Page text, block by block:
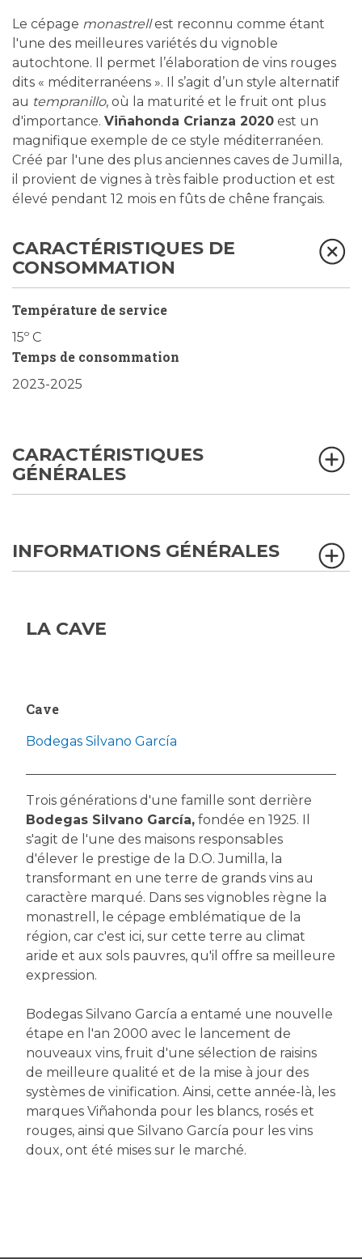
Le cépage monastrellest reconnu comme étant
l'une des meilleures variétés du vignoble
autochtone. Il permet l’élaboration de vins rouges
dits « méditerranéens ». Il s’agit d’un style alternatif
au tempranillo, où la maturité et le fruit ont plus
d'importance. Viñahonda Crianza 2020 est un
magnifique exemple de ce style méditerranéen.
Créé par l'une des plus anciennes caves de Jumilla,
il provient de vignes à très faible production et est
élevé pendant 12 mois en fûts de chêne français.
CARACTÉRISTIQUES DE
CONSOMMATION
Température de service
15º C
Temps de consommation
2023-2025
CARACTÉRISTIQUES
GÉNÉRALES
INFORMATIONS GÉNÉRALES
LA CAVE
Cave
Bodegas Silvano García
Trois générations d'une famille sont derrière
Bodegas Silvano García, fondée en 1925. Il
s'agit de l'une des maisons responsables
d'élever le prestige de la D.O. Jumilla, la
transformant en une terre de grands vins au
caractère marqué. Dans ses vignobles règne la
monastrell, le cépage emblématique de la
région, car c'est ici, sur cette terre au climat
aride et aux sols pauvres, qu'il offre sa meilleure
expression.
Bodegas Silvano García a entamé une nouvelle
étape en l'an 2000 avec le lancement de
nouveaux vins, fruit d'une sélection de raisins
de meilleure qualité et de la mise à jour des
systèmes de vinification. Ainsi, cette année-là, les
marques Viñahonda pour les blancs, rosés et
rouges, ainsi que Silvano García pour les vins
doux, ont été mises sur le marché.